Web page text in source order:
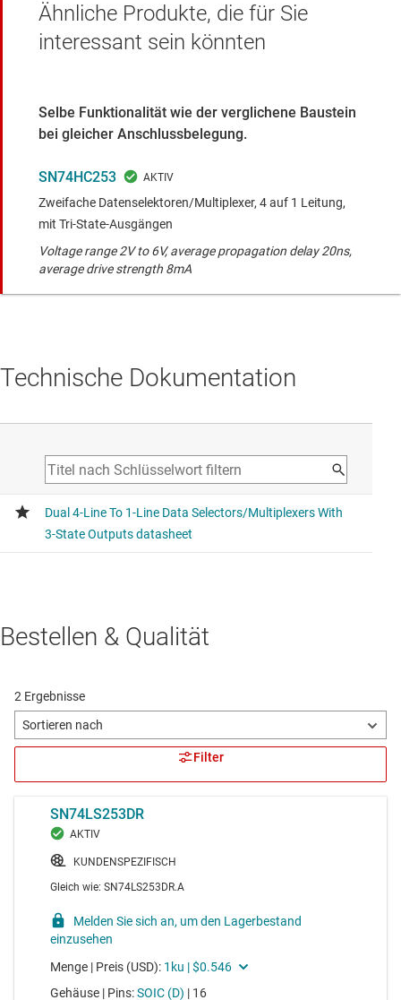
Ähnliche Produkte, die für Sie
interessant sein könnten
Selbe Funktionalität wie der verglichene Baustein
bei gleicher Anschlussbelegung.
SN74HC253
Zweifache Datenselektoren/Multiplexer, 4 auf 1 Leitung,
mit Tri-State-Ausgängen
Voltage range 2V to 6V, average propagation delay 20ns,
average drive strength 8mA
Technische Dokumentation
Bestellen & Qualität